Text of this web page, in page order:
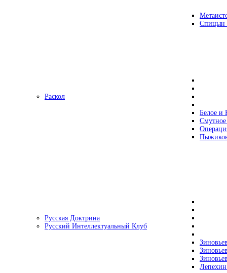
Раскол
Белое и
Русская Доктрина
Русский Интеллектуальный Клуб